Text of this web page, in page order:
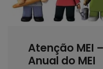
Atenção MEI
Anual do MEI